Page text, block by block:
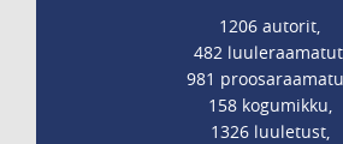
1206 autorit,
482
981
158 kogumikku,
1326 luuletust,